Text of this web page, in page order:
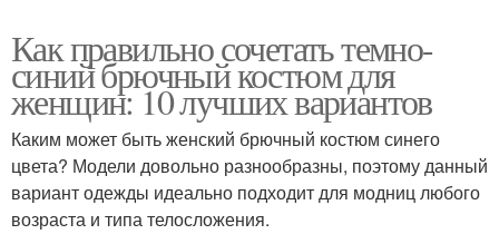
Как правильно сочетать темно-
синий брючный костюм для
женщин: 10 лучших вариантов
Каким может быть женский брючный костюм синего
цвета? Модели довольно разнообразны, поэтому данный
вариант одежды идеально подходит для модниц любого
возраста и типа телосложения.